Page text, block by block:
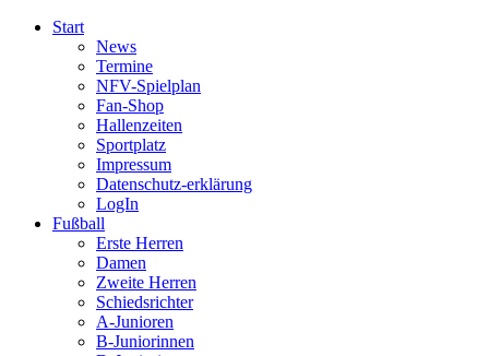
Start
News
Termine
NFV-Spielplan
Fan-Shop
Hallenzeiten
Sportplatz
Impressum
Datenschutz-erklärung
LogIn
Fußball
Erste Herren
Damen
Zweite Herren
Schiedsrichter
A-Junioren
B-Juniorinnen